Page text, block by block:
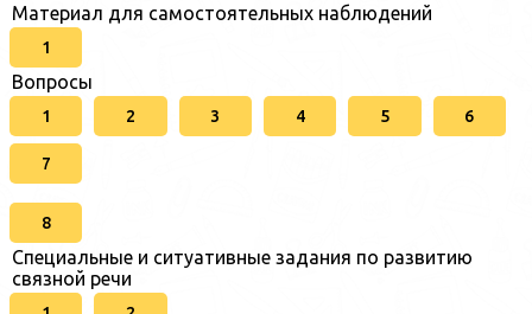
Материал для самостоятельных наблюдений
1
Вопросы
1 2 3 4 5 6
7
8
Специальные и ситуативные задания по развитию
связной речи